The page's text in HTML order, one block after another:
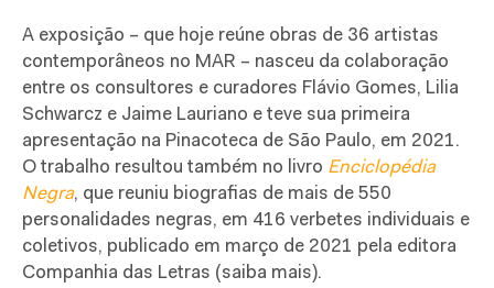
A exposição – que hoje reúne obras de 36 artistas
contemporâneos no MAR – nasceu da colaboração
entre os consultores e curadores Flávio Gomes, Lilia
Schwarcz e Jaime Lauriano e teve sua primeira
apresentação na Pinacoteca de São Paulo, em 2021.
O trabalho resultou também no livro Enciclopédia
Negra, que reuniu biografias de mais de 550
personalidades negras, em 416 verbetes individuais e
coletivos, publicado em março de 2021 pela editora
Companhia das Letras (saiba mais).